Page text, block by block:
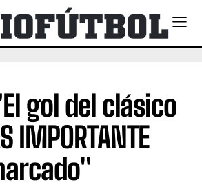
gol del clásico
IMPORTANTE